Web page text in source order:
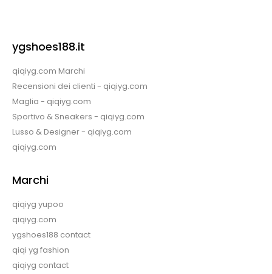
ygshoes188.it
qiqiyg.com Marchi
Recensioni dei clienti - qiqiyg.com
Maglia - qiqiyg.com
Sportivo & Sneakers - qiqiyg.com
Lusso & Designer - qiqiyg.com
qiqiyg.com
Marchi
qiqiyg yupoo
qiqiyg.com
ygshoes188 contact
qiqi yg fashion
qiqiyg contact